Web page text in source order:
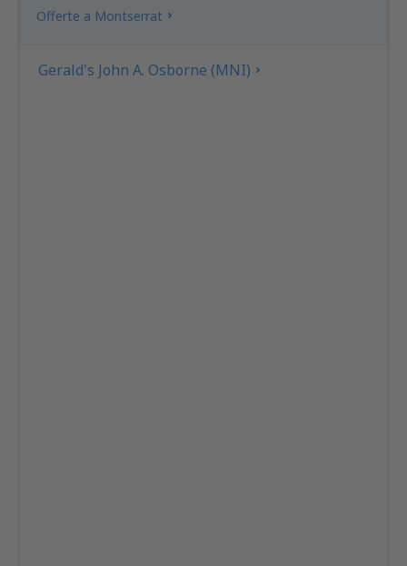
Offerte a Montserrat
Gerald's John A. Osborne (MNI)